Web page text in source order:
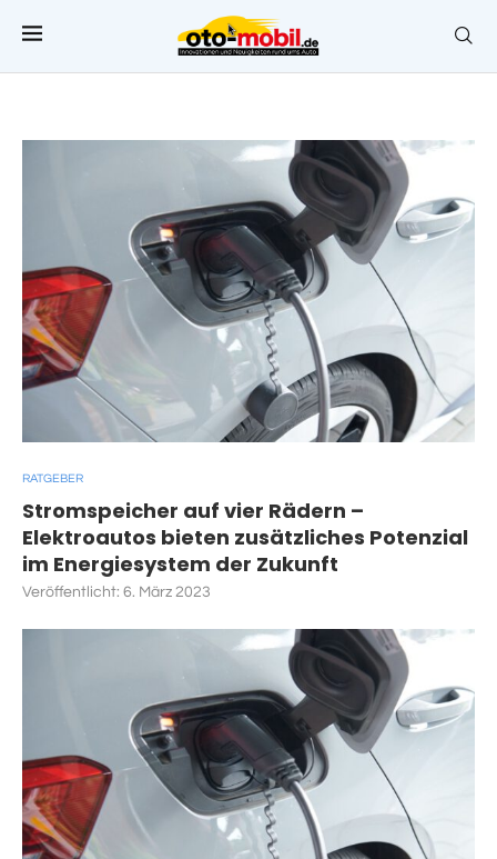
RATGEBER
Stromspeicher auf vier Rädern –
Elektroautos bieten zusätzliches Potenzial
im Energiesystem der Zukunft
Veröffentlicht: 6. März 2023